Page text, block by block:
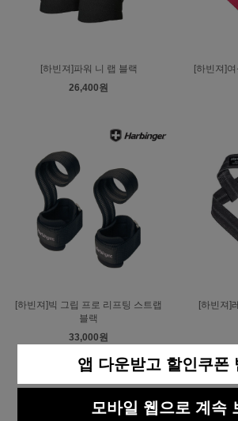
[하빈져]파워 니 랩 블랙
26,400원
[하빈져]
[하빈져]빅 그립 프로 리프팅 스트랩
블랙
33,000원
[하빈져]
앱 다운받고 할인쿠폰
모바일 웹으로 계속